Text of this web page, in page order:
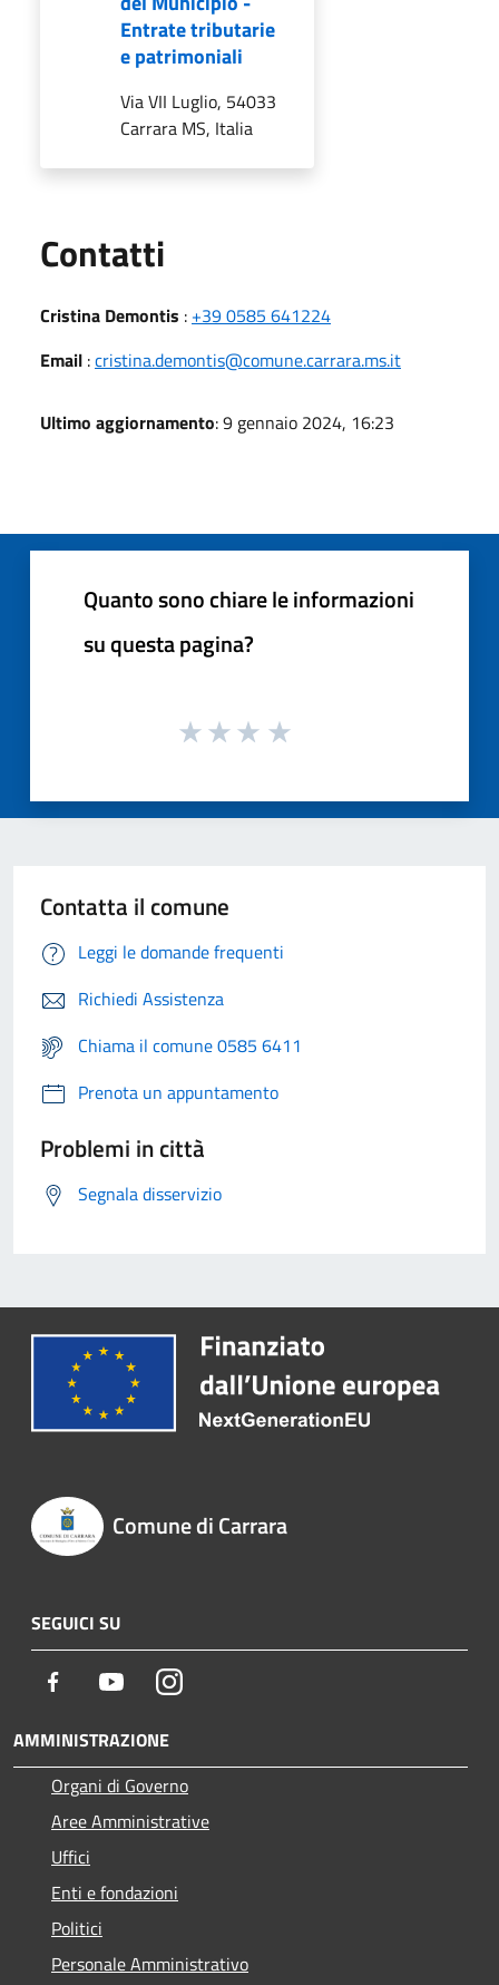
Entrate tributarie
e patrimoniali
Via VII Luglio, 54033
Carrara MS, Italia
Contatti
Cristina Demontis : +39 0585 641224
Email :cristina.demontis@comune.carrara.ms.it
Ultimo aggiornamento: 9 gennaio 2024, 16:23
Quanto sono chiare le informazioni
su questa pagina?
Contatta il comune
Leggi le domande frequenti
Richiedi Assistenza
Chiama il comune 0585 6411
Prenota un appuntamento
Problemi in città
Segnala disservizio
Comune di Carrara
SEGUICI SU
Facebook YoutubeInstagram
AMMINISTRAZIONE
Organi di Governo
Aree Amministrative
Uffici
Enti e fondazioni
Politici
Personale Amministrativo